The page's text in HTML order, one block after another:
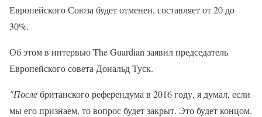
Европейского Союза будет отменен, составляет от 20 до
30%.
Об этом в интервью The Guardian заявил председатель
Европейского совета Дональд Туск.
"Послебританского референдума в 2016 году, я думал, если
мы его признаем, то вопрос будет закрыт. Это будет концом.